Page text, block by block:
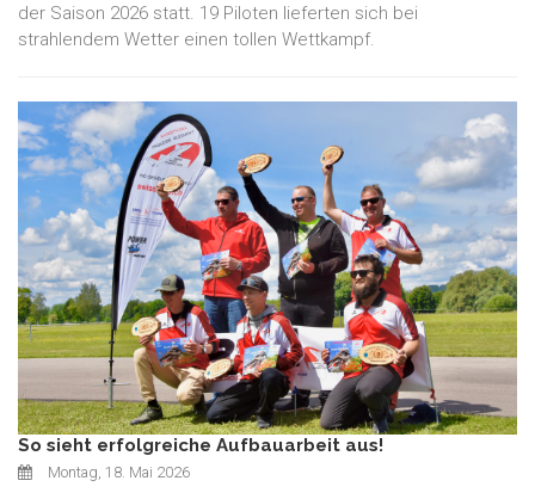
der Saison 2026 statt. 19 Piloten lieferten sich bei
strahlendem Wetter einen tollen Wettkampf.
So sieht erfolgreiche Aufbauarbeit aus!
Montag, 18. Mai 2026